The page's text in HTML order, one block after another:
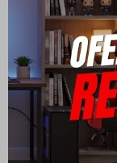
Todas las
su cambio.
Ver mas
Medios de